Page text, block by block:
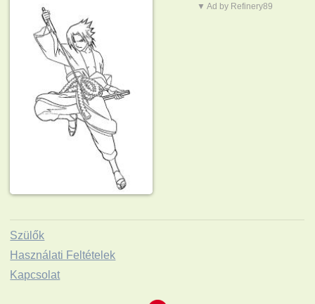
▼ Ad by Refinery89
Szülők
Használati Feltételek
Kapcsolat